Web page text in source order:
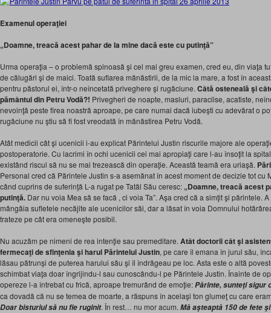
Examenul operaţiei
„Doamne, treacă acest pahar de la mine dacă este cu putinţă”
Urma operaţia – o problemă spinoasă şi cel mai greu examen, cred eu, din viaţa
de călugări şi de maici. Toată suflarea mănăstirii, de la mic la mare, a fost în
pentru păstorul ei, într-o neîncetată priveghere şi rugăciune. Câtă osteneală şi
pământul din Petru Vodă?! Privegheri de noapte, masluri, paraclise, acatiste,
nevoinţă peste firea noastră aproape, pe care numai dacă iubeşti cu adevărat o
rugăciune nu ştiu să fi fost vreodată în mănăstirea Petru Vodă.
Atât medicii cât şi ucenicii i-au explicat Părintelui Justin riscurile majore ale
postoperatorie. Cu lacrimi în ochi ucenicii cei mai apropiaţi care l-au însoţit la
existând riscul să nu se mai trezească din operaţie. Această teamă era uriaşă.
Personal cred că Părintele Justin s-a asemănat în acest moment de decizie tot cu
când cuprins de suferinţă L-a rugat pe Tatăl Său ceresc: „Doamne, treacă acest
putinţă. Dar nu voia Mea să se facă , ci voia Ta”. Aşa cred că a simţit şi părintele.
mângâia sufletele necăjite ale ucenicilor săi, dar a lăsat în voia Domnului
trateze pe cât era omeneşte posibil.
Nu acuzăm pe nimeni de rea intenţie sau premeditare. Atât doctorii cât şi
fermecaţi de sfinţenia şi harul Părintelui Justin, pe care îl emana în jurul său,
lăsau pătrunşi de puterea harului său şi îl îndrăgeau pe loc. Asta este o altă
schimbat viaţa doar îngrijindu-l sau cunoscându-l pe Părintele Justin. Înainte de
opereze l-a întrebat cu frică, aproape tremurând de emoţie:Părinte, sunteţi sigur
ca dovadă că nu se temea de moarte, a răspuns în acelaşi ton glumeţ cu care
Doar bisturiul să nu fieruginit. În rest… nu mor acum. Mă aşteaptă 150 de fete